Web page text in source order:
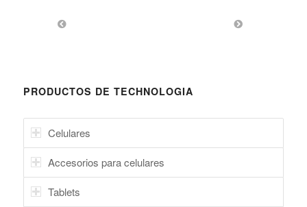
PRODUCTOS DE TECHNOLOGIA
Celulares
Accesorios para celulares
Tablets